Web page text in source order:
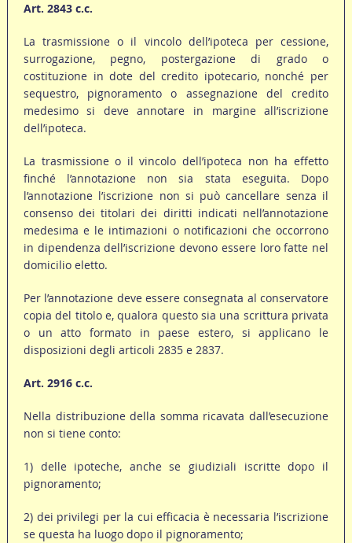
Art. 2843 c.c.
La trasmissione o il vincolo dell’ipoteca per cessione,
surrogazione, pegno, postergazione di grado o
costituzione in dote del credito ipotecario, nonché per
sequestro, pignoramento o assegnazione del credito
medesimo si deve annotare in margine all’iscrizione
dell’ipoteca.
La trasmissione o il vincolo dell’ipoteca non ha effetto
finché l’annotazione non sia stata eseguita. Dopo
l’annotazione l’iscrizione non si può cancellare senza il
consenso dei titolari dei diritti indicati nell’annotazione
medesima e le intimazioni o notificazioni che occorrono
in dipendenza dell’iscrizione devono essere loro fatte nel
domicilio eletto.
Per l’annotazione deve essere consegnata al conservatore
copia del titolo e, qualora questo sia una scrittura privata
o un atto formato in paese estero, si applicano le
disposizioni degli articoli 2835 e 2837.
Art. 2916 c.c.
Nella distribuzione della somma ricavata dall’esecuzione
non si tiene conto:
1) delle ipoteche, anche se giudiziali iscritte dopo il
pignoramento;
2) dei privilegi per la cui efficacia è necessaria l’iscrizione
se questa ha luogo dopo il pignoramento;